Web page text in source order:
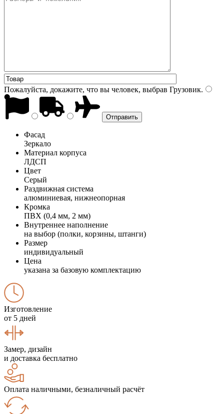
Пожалуйста, докажите, что вы человек, выбрав Грузовик.
Фасад
Зеркало
Материал корпуса
ЛДСП
Цвет
Серый
Раздвижная система
алюминиевая, нижнеопорная
Кромка
ПВХ (0,4 мм, 2 мм)
Внутреннее наполнение
на выбор (полки, корзины, штанги)
Размер
индивидуальный
Цена
указана за базовую комплектацию
Изготовление
от 5 дней
Замер, дизайн
и доставка бесплатно
Оплата наличными, безналичный расчёт